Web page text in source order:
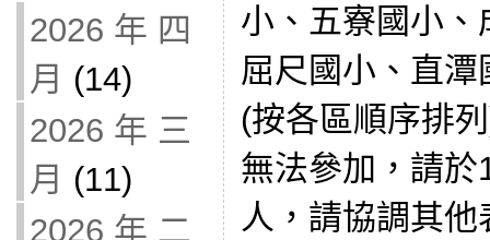
2026 年 四
月 (14)
2026 年 三
月 (11)
2026 年 二
小、五寮國小
屈尺國小、直
(按各區順序排
無法參加，請
人，請協調其